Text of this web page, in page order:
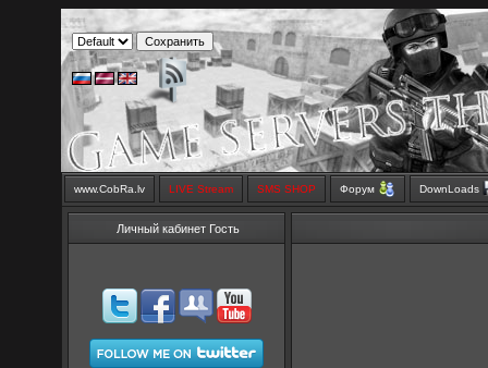
www.CobRa.lv LIVE Stream SMS SHOP Форум DownLoads
Личный кабинет Гость